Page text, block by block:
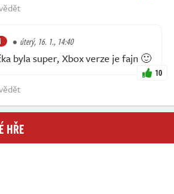
úterý, 16. 1., 14:40
byla super, Xbox verze je fajn 🙂
10
HŘE